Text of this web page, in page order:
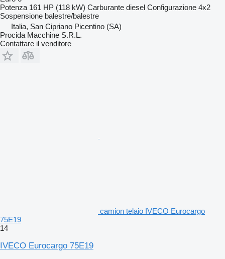
Potenza 161 HP (118 kW) Carburante diesel Configurazione 4x2
Sospensione balestre/balestre
Italia, San Cipriano Picentino (SA)
Procida Macchine S.R.L.
Contattare il venditore
camion telaio IVECO Eurocargo
75E19
14
IVECO Eurocargo 75E19